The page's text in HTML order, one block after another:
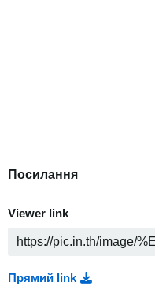
Посилання
Viewer link
Прямий link